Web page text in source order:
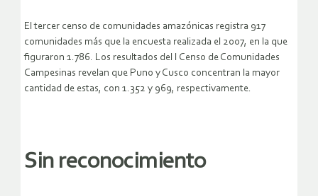
El tercer censo de comunidades amazónicas registra 917
comunidades más que la encuesta realizada el 2007, en la que
figuraron 1.786. Los resultados del I Censo de Comunidades
Campesinas revelan que Puno y Cusco concentran la mayor
cantidad de estas, con 1.352 y 969, respectivamente.
Sin reconocimiento